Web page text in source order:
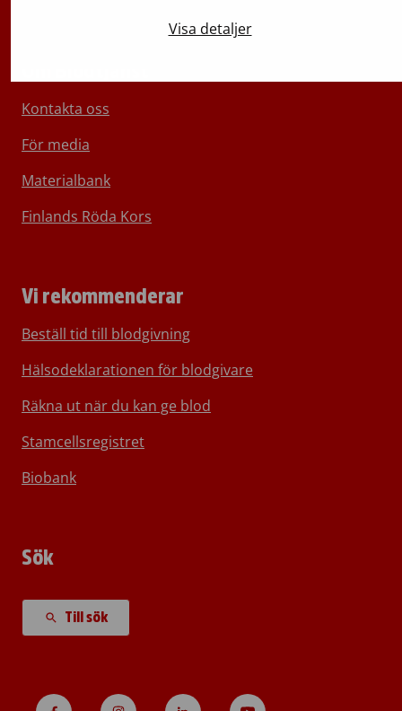
Visa detaljer
Kontakta oss
För media
Materialbank
Finlands Röda Kors
Vi rekommenderar
Beställ tid till blodgivning
Hälsodeklarationen för blodgivare
Räkna ut när du kan ge blod
Stamcellsregistret
Biobank
Sök
Till sök